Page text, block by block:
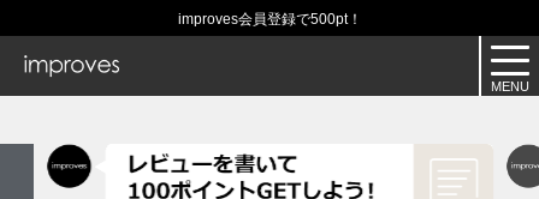
improves会員登録で500pt！